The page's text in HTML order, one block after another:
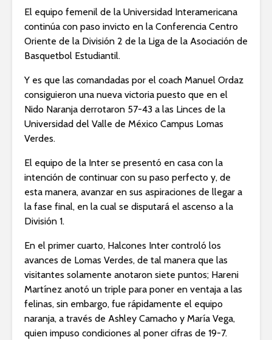
El equipo femenil de la Universidad Interamericana
continúa con paso invicto en la Conferencia Centro
Oriente de la División 2 de la Liga de la Asociación de
Basquetbol Estudiantil.
Y es que las comandadas por el coach Manuel Ordaz
consiguieron una nueva victoria puesto que en el
Nido Naranja derrotaron 57-43 a las Linces de la
Universidad del Valle de México Campus Lomas
Verdes.
El equipo de la Inter se presentó en casa con la
intención de continuar con su paso perfecto y, de
esta manera, avanzar en sus aspiraciones de llegar a
la fase final, en la cual se disputará el ascenso a la
División 1.
En el primer cuarto, Halcones Inter controló los
avances de Lomas Verdes, de tal manera que las
visitantes solamente anotaron siete puntos; Hareni
Martínez anotó un triple para poner en ventaja a las
felinas, sin embargo, fue rápidamente el equipo
naranja, a través de Ashley Camacho y María Vega,
quien impuso condiciones al poner cifras de 19-7.